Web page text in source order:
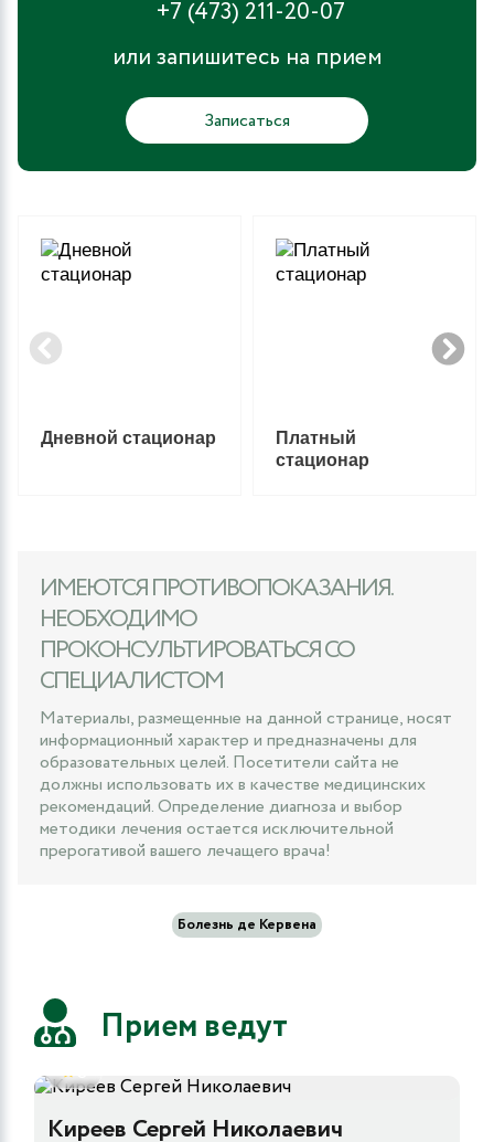
+7 (473) 211-20-07
или запишитесь на прием
Записаться
Дневной стационар
Платный
стационар
ИМЕЮТСЯ ПРОТИВОПОКАЗАНИЯ.
НЕОБХОДИМО
ПРОКОНСУЛЬТИРОВАТЬСЯ СО
СПЕЦИАЛИСТОМ
Материалы, размещенные на данной странице, носят
информационный характер и предназначены для
образовательных целей. Посетители сайта не
должны использовать их в качестве медицинских
рекомендаций. Определение диагноза и выбор
методики лечения остается исключительной
прерогативой вашего лечащего врача!
Болезнь де Кервена
Прием ведут
5
Киреев Сергей Николаевич